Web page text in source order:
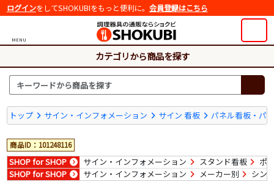
ログインをしてSHOKUBIをもっと便利に。 会員登録はこちら
MENU
カテゴリから商品を探す
トップ サイン・インフォメーション サイン 看板 パネル看板・パ
商品ID：101248116
SHOP for SHOP サイン・インフォメーション スタンド看板
ポ
SHOP for SHOP
サイン・インフォメーション メーカー別 シン